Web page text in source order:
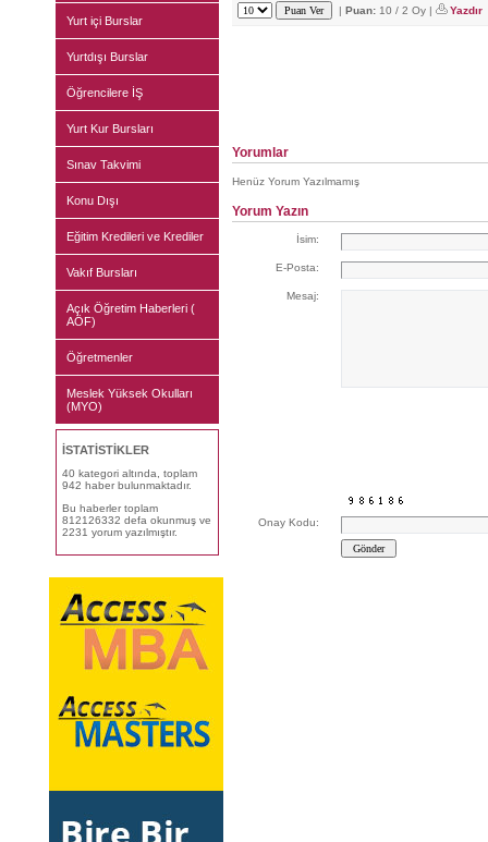
Yurt içi Burslar
Yurtdışı Burslar
Öğrencilere İŞ
Yurt Kur Bursları
Sınav Takvimi
Konu Dışı
Eğitim Kredileri ve Krediler
Vakıf Bursları
Açık Öğretim Haberleri (
AÖF)
Öğretmenler
Meslek Yüksek Okulları
(MYO)
İSTATİSTİKLER
40 kategori altında, toplam
942 haber bulunmaktadır.
Bu haberler toplam
812126332 defa okunmuş ve
2231 yorum yazılmıştır.
| Puan: 10 / 2 Oy | Yazdır
Yorumlar
Henüz Yorum Yazılmamış
Yorum Yazın
İsim:
E-Posta:
Mesaj:
Onay Kodu: